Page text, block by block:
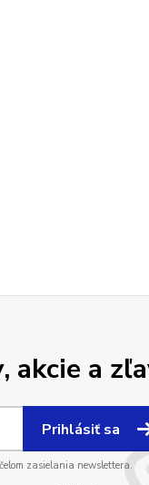
akcie a
Prihlásiť sa
zasielania newslettera.